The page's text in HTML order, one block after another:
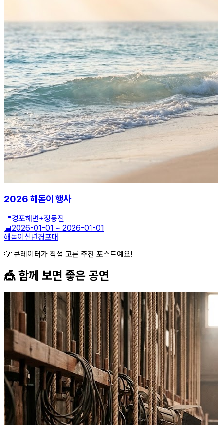
2026 해돋이 행사
📍경포해변+정동진
📅2026-01-01 ~ 2026-01-01
해돋이 신년경포대
💡 큐레이터가 직접 고른 추천 포스트예요!
🎪 함께 보면 좋은 공연